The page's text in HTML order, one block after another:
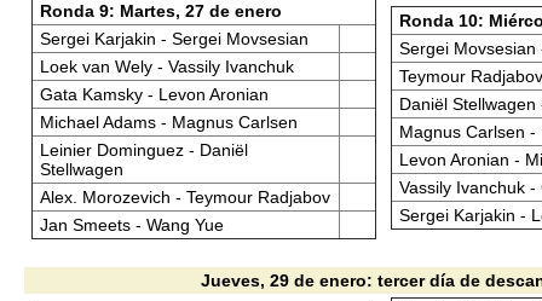
Ronda 9: Martes, 27 de enero
Sergei Karjakin - Sergei Movsesian
Loek van Wely - Vassily Ivanchuk
Gata Kamsky - Levon Aronian
Michael Adams - Magnus Carlsen
Leinier Dominguez - Daniël
Stellwagen
Alex. Morozevich - Teymour Radjabov
Jan Smeets - Wang Yue
Ronda 10:
Sergei Movsesian
Teymour
Daniël
Magnus Carlsen
Levon Aronian -
Vassily Ivanchuk -
Sergei Karjakin -
Jueves, 29 de enero: tercer día de